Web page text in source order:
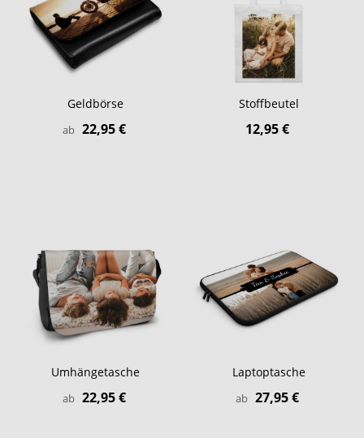
Geldbörse
ab 22,95 €
Stoffbeutel
12,95 €
Umhängetasche
ab 22,95 €
Laptoptasche
ab 27,95 €